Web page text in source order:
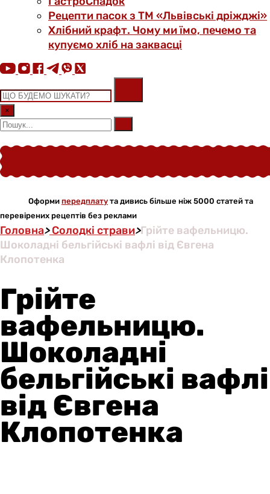
Рецепти пасок з ТМ «Львівські дріжджі»
Хлібний крафт. Чому ми їмо, печемо та
купуємо хліб на заквасці
×
Оформи передплату та дивись більше ніж 5000 статей та
перевірених рецептів без реклами
Головна>Солодкі страви>Грійте вафельницю.
Шоколадні бельгійські вафлі від Євгена
Клопотенка
Грійте
вафельницю.
Шоколадні
бельгійські вафлі
від Євгена
Клопотенка